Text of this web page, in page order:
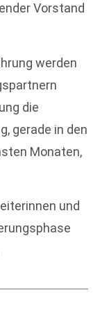
Vorstand
werden
die
gerade in den
Monaten,
und